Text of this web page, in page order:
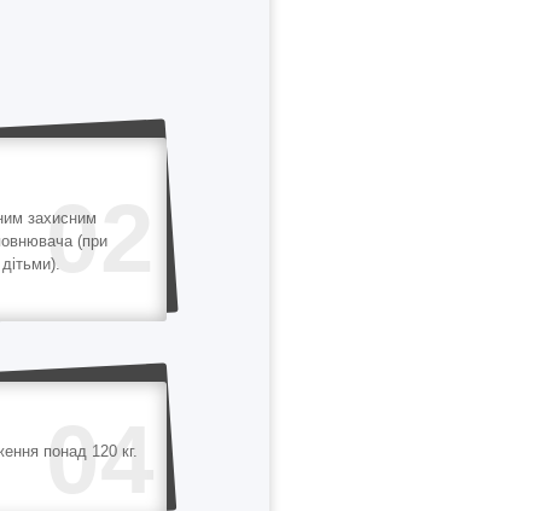
02
захисним
(при
04
понад 120 кг.